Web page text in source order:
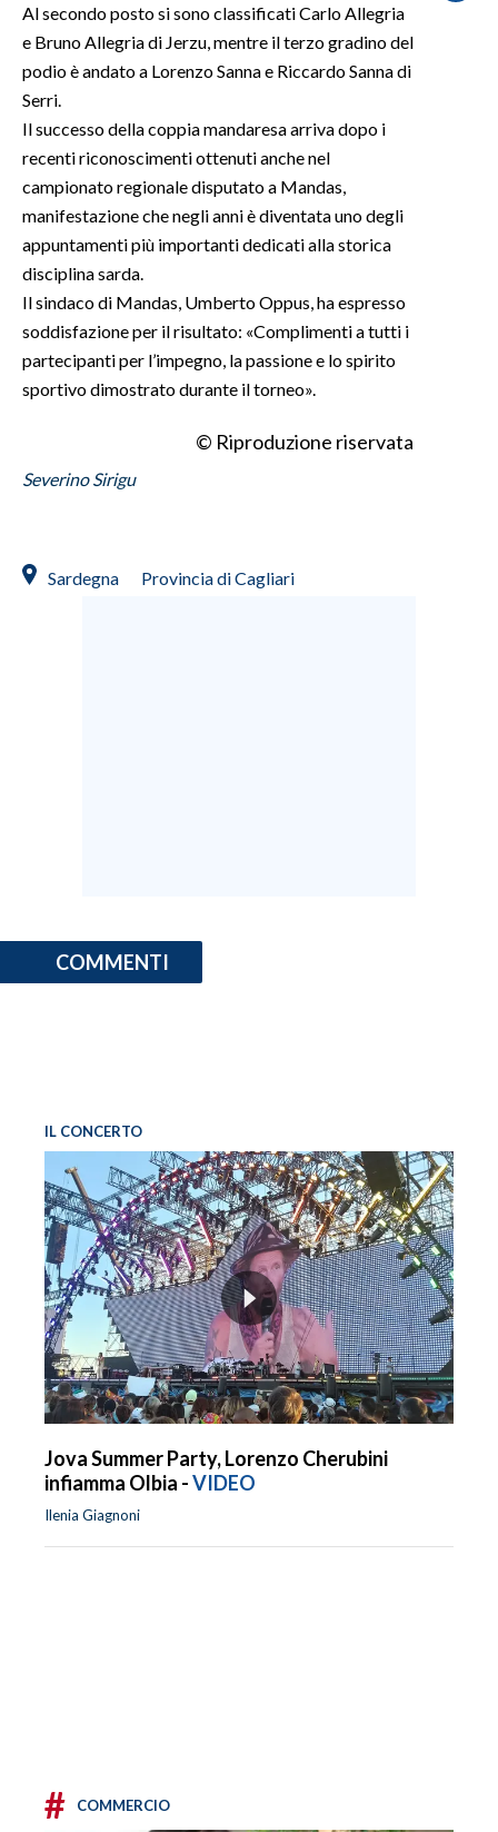
SARDEGNA TURISMO
SARDI NEL MONDO
NOTIZIE
EVENTI
#CARAUNIONE
3 MINUTI CON
INSULARITÀ
INFO AZIENDE
NECROLOGI
STORE
Al secondo posto si sono classificati Carlo Allegria
e Bruno Allegria di Jerzu, mentre il terzo gradino del
podio è andato a Lorenzo Sanna e Riccardo Sanna di
Serri.
Il successo della coppia mandaresa arriva dopo i
recenti riconoscimenti ottenuti anche nel
campionato regionale disputato a Mandas,
manifestazione che negli anni è diventata uno degli
appuntamenti più importanti dedicati alla storica
disciplina sarda.
Il sindaco di Mandas, Umberto Oppus, ha espresso
soddisfazione per il risultato: «Complimenti a tutti i
partecipanti per l’impegno, la passione e lo spirito
sportivo dimostrato durante il torneo».
© Riproduzione riservata
Severino Sirigu
Sardegna Provincia di Cagliari
COMMENTI
IL CONCERTO
Jova Summer Party, Lorenzo Cherubini
infiamma Olbia -VIDEO
Ilenia Giagnoni
# COMMERCIO